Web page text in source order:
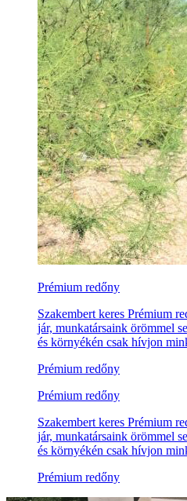
Prémium redőny
Szakembert keres Prémium
jár, munkatársaink örömmel
és környékén csak hívjon
Prémium redőny
Prémium redőny
Szakembert keres Prémium
jár, munkatársaink örömmel
és környékén csak hívjon
Prémium redőny